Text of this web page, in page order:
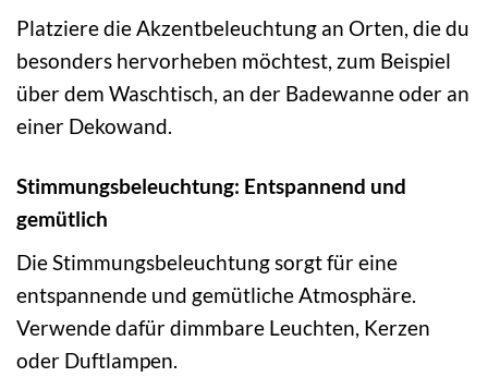
Platziere die Akzentbeleuchtung an Orten, die du
besonders hervorheben möchtest, zum Beispiel
über dem Waschtisch, an der Badewanne oder an
einer Dekowand.
Stimmungsbeleuchtung: Entspannend und
gemütlich
Die Stimmungsbeleuchtung sorgt für eine
entspannende und gemütliche Atmosphäre.
Verwende dafür dimmbare Leuchten, Kerzen
oder Duftlampen.